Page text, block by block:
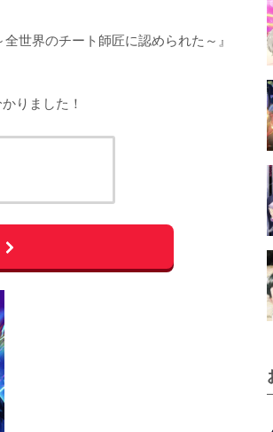
世界のチート師匠に認められた～』
りました！